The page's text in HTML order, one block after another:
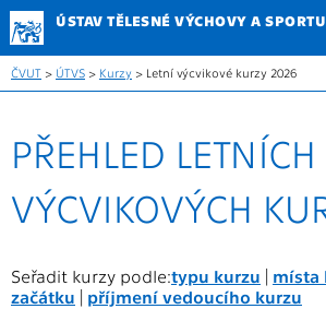
ÚSTAV TĚLESNÉ VÝCHOVY A SPORTU
ČVUT > ÚTVS > Kurzy > Letní výcvikové kurzy 2026
PŘEHLED LETNÍCH
VÝCVIKOVÝCH
Seřadit kurzy podle:typu kurzu | místa
začátku | příjmení vedoucího kurzu